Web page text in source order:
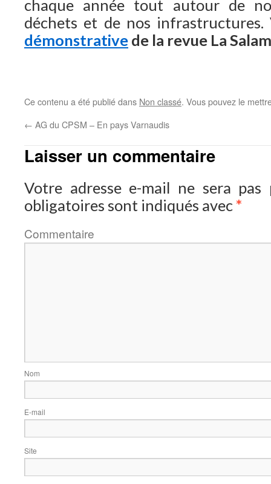
chaque année tout autour de
déchets et de nos infrastructures.
démonstrative de la revue La
Ce contenu a été publié dans Non classé. Vous pouvez le
← AG du CPSM – En pays Varnaudis
Laisser un commentaire
Votre adresse e-mail ne sera pas
obligatoires sont indiqués avec*
E-
Site